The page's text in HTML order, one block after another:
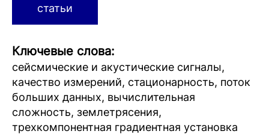
статьи
Ключевые слова:
сейсмические и акустические сигналы,
качество измерений, стационарность, поток
больших данных, вычислительная
сложность, землетрясения,
трехкомпонентная градиентная установка